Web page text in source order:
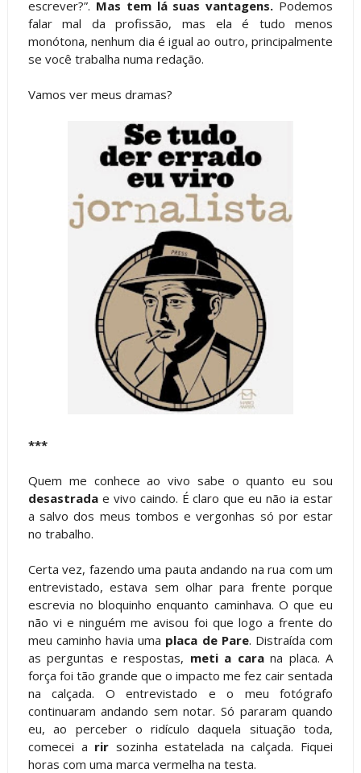
escrever?”. Mas tem lá suas vantagens. Podemos
falar mal da profissão, mas ela é tudo menos
monótona, nenhum dia é igual ao outro, principalmente
se você trabalha numa redação.
Vamos ver meus dramas?
***
Quem me conhece ao vivo sabe o quanto eu sou
desastradae vivo caindo. É claro que eu não ia estar
a salvo dos meus tombos e vergonhas só por estar
no trabalho.
Certa vez, fazendo uma pauta andando na rua com um
entrevistado, estava sem olhar para frente porque
escrevia no bloquinho enquanto caminhava. O que eu
não vi e ninguém me avisou foi que logo a frente do
meu caminho havia uma placa de Pare. Distraída com
as perguntas e respostas, meti a carana placa. A
força foi tão grande que o impacto me fez cair sentada
na calçada. O entrevistado e o meu fotógrafo
continuaram andando sem notar. Só pararam quando
eu, ao perceber o ridículo daquela situação toda,
comecei a rir sozinha estatelada na calçada. Fiquei
horas com uma marca vermelha na testa.